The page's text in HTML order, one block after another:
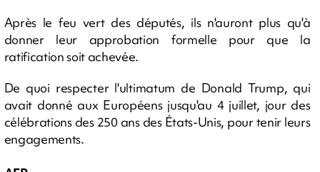
Après le feu vert des députés, ils n'auront plus qu'à
donner leur approbation formelle pour que la
ratification soit achevée.
De quoi respecter l'ultimatum de Donald Trump, qui
avait donné aux Européens jusqu'au 4 juillet, jour des
célébrations des 250 ans des États-Unis, pour tenir leurs
engagements.